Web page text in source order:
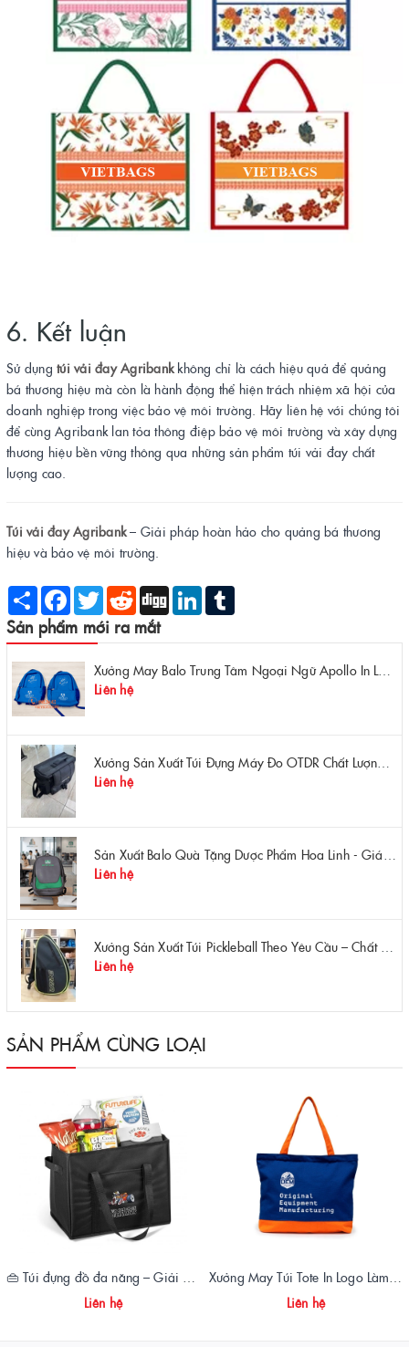
6. Kết luận
Sử dụng túi vải đay Agribankkhông chỉ là cách hiệu quả để quảng
bá thương hiệu mà còn là hành động thể hiện trách nhiệm xã hội của
doanh nghiệp trong việc bảo vệ môi trường. Hãy liên hệ với chúng tôi
để cùng Agribank lan tỏa thông điệp bảo vệ môi trường và xây dựng
thương hiệu bền vững thông qua những sản phẩm túi vải đay chất
lượng cao.
Túi vải đay Agribank– Giải pháp hoàn hảo cho quảng bá thương
hiệu và bảo vệ môi trường.
Share Facebook
Twitter Reddit Digg LinkedIn
Sản phẩm mới ra mắt
Xưởng May Balo Trung Tâm Ngoại Ngữ Apollo In Logo Giá Rẻ Tại Xưởng
Liên hệ
Xưởng Sản Xuất Túi Đựng Máy Đo OTDR Chất Lượng – Chống Va Đập, Giá Tận Xưởng
Liên hệ
Sản Xuất Balo Quà Tặng Dược Phẩm Hoa Linh - Giá Gốc Tại Xưởng
Liên hệ
Xưởng Sản Xuất Túi Pickleball Theo Yêu Cầu – Chất Lượng, Bền Bỉ, Thiết Kế Độc Quyền
Liên hệ
SẢN PHẨM CÙNG LOẠI
👜 Túi đựng đồ đa năng – Giải pháp tiện ích cho mọi nhu cầu sử dụng
Liên hệ
Xưởng May Túi Tote In Logo Làm Quà Tặng – Giải Pháp Quảng Cáo Hiệu Quả Cho Thương Hiệu
Liên hệ